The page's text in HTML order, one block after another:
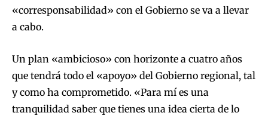
«corresponsabilidad» con el Gobierno se va a llevar
a cabo.
Un plan «ambicioso» con horizonte a cuatro años
que tendrá todo el «apoyo» del Gobierno regional, tal
y como ha comprometido. «Para mí es una
tranquilidad saber que tienes una idea cierta de lo